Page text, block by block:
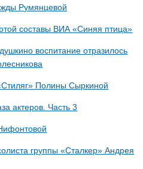
Румянцевой
составы ВИА «Синяя птица»
воспитание отразилось
Полины Сыркиной
актеров. Часть 3
группы «Сталкер» Андрея